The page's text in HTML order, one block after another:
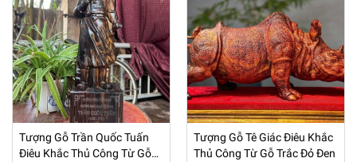
Tượng Gỗ Trần Quốc Tuấn
Điêu Khắc Thủ Công Từ Gỗ
Tượng Gỗ Tê Giác Điêu Khắc
Thủ Công Từ Gỗ Trắc Đỏ Đen